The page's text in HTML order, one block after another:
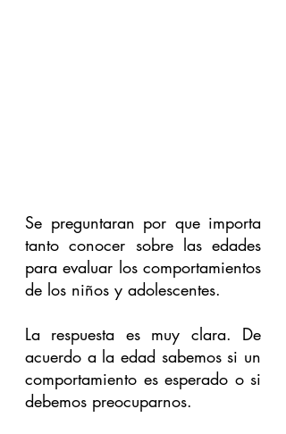
Se preguntaran por que importa
tanto conocer sobre las edades
para evaluar los comportamientos
de los niños y adolescentes.
La respuesta es muy clara. De
acuerdo a la edad sabemos si un
comportamiento es esperado o si
debemos preocuparnos.